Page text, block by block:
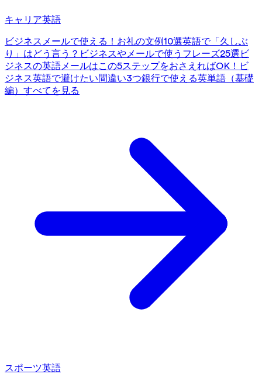
キャリア英語
ビジネスメールで使える！お礼の文例10選英語で「久しぶ
り」はどう言う？ビジネスやメールで使うフレーズ25選 ビ
ジネスの英語メールはこの5ステップをおさえればOK！ ビ
ジネス英語で避けたい間違い3つ銀行で使える英単語（基礎
編） すべてを見る
スポーツ英語